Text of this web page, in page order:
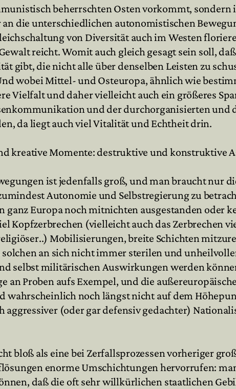
beherrschten Osten vorkommt, sondern
die unterschiedlichen autonomistischen
von Diversität auch im Westen
reicht. Womit auch gleich gesagt sein soll,
gibt, die nicht alle über denselben Leisten zu
wobei Mittel- und Osteuropa, ähnlich wie
Vielfalt und daher vielleicht auch ein größeres
und der durchorganisierten
da liegt auch viel Vitalität und Echtheit drin.
kreative Momente: destruktive und konstruktive
ist jedenfalls groß, und man braucht nur
Autonomie und Selbstregierung zu
ganz Europa noch mitnichten ausgestanden oder
Kopfzerbrechen (vielleicht auch das Zerbrechen
Mobilisierungen, breite Schichten
an sich nicht immer sterilen und
selbst militärischen Auswirkungen werden
Proben aufs Exempel, und die
wahrscheinlich noch längst nicht auf dem
(oder gar defensiv gedachter)
bloß als eine bei Zerfallsprozessen vorheriger
enorme Umschichtungen hervorrufen:
daß die oft sehr willkürlichen staatlichen